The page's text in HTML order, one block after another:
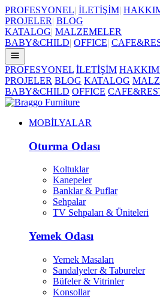
PROFESYONEL| İLETİŞİM|
PROJELER| BLOG
KATALOG| MALZEMELER
BABY&CHILD| OFFICE|
PROFESYONEL İLETİŞİM
PROJELER BLOG KATALOG
BABY&CHILD OFFICE
MOBİLYALAR
Oturma Odası
Koltuklar
Kanepeler
Banklar & Puflar
Sehpalar
TV Sehpaları & Üniteleri
Yemek Odası
Yemek Masaları
Sandalyeler & Tabureler
Büfeler & Vitrinler
Konsollar